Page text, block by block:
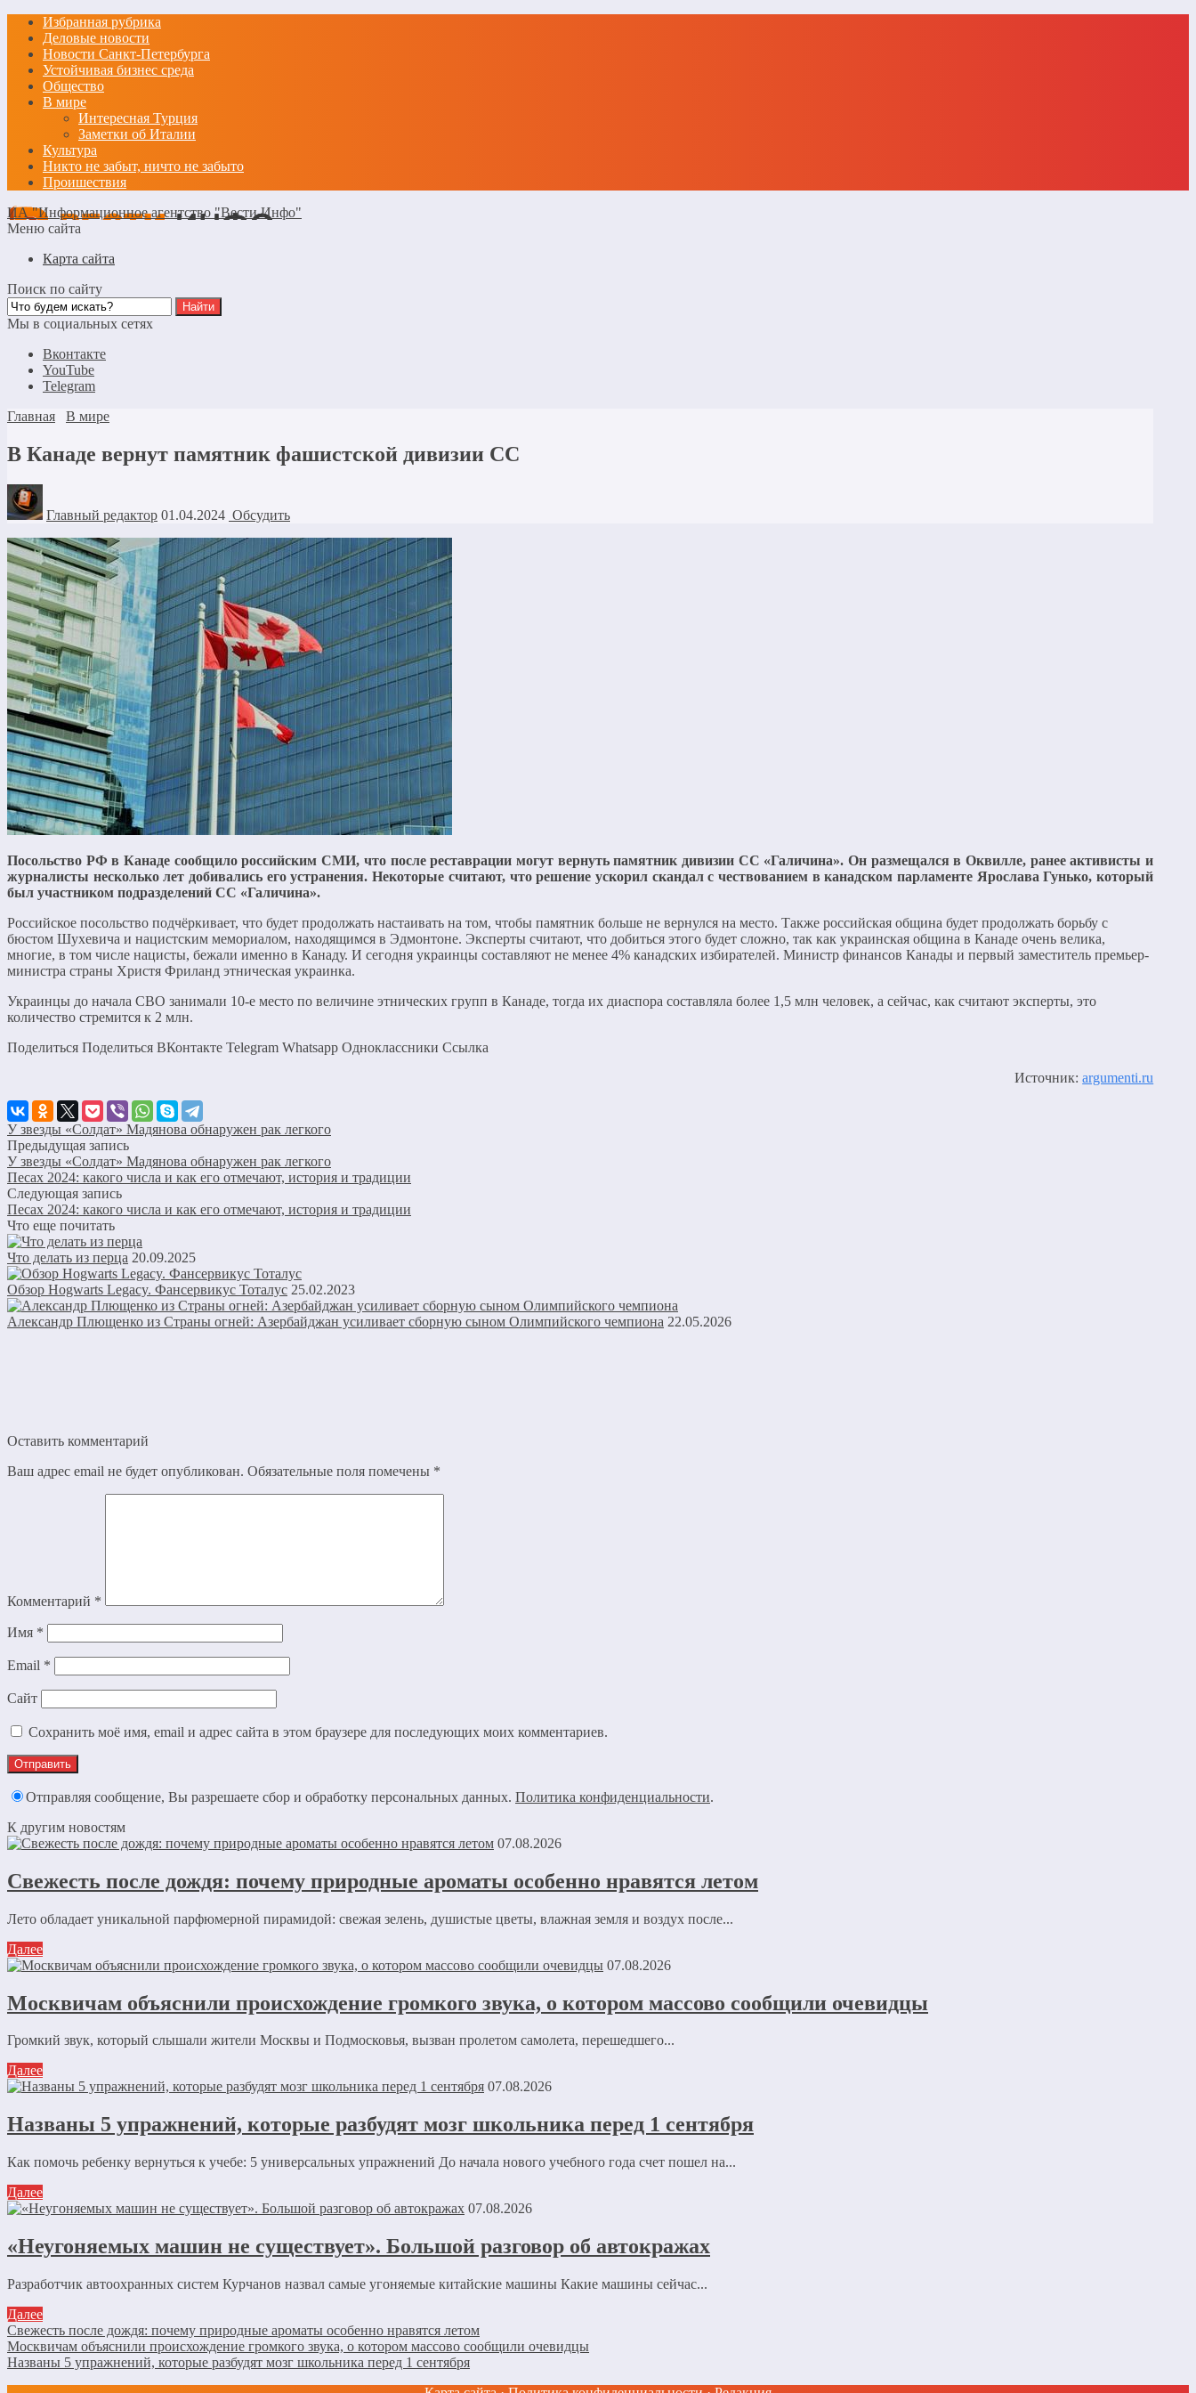
Избранная рубрика
Деловые новости
Новости Санкт-Петербурга
Устойчивая бизнес среда
Общество
В мире
Интересная Турция
Заметки об Италии
Культура
Никто не забыт, ничто не забыто
Проишествия
ИА "Информационное агентство "Вести Инфо"
Меню сайта
Карта сайта
Поиск по сайту
Мы в социальных сетях
Вконтакте
YouTube
Telegram
Главная
В мире
В Канаде вернут памятник фашистской дивизии СС
Главный редактор 01.04.2024 Обсудить
Посольство РФ в Канаде сообщило российским СМИ, что после реставрации могут вернуть памятник дивизии СС «Галичина». Он размещался в Оквилле, ранее активисты и
журналисты несколько лет добивались его устранения. Некоторые считают, что решение ускорил скандал с чествованием в канадском парламенте Ярослава Гунько, который
был участником подразделений СС «Галичина».
Российское посольство подчёркивает, что будет продолжать настаивать на том, чтобы памятник больше не вернулся на место. Также российская община будет продолжать борьбу с
бюстом Шухевича и нацистским мемориалом, находящимся в Эдмонтоне. Эксперты считают, что добиться этого будет сложно, так как украинская община в Канаде очень велика,
многие, в том числе нацисты, бежали именно в Канаду. И сегодня украинцы составляют не менее 4% канадских избирателей. Министр финансов Канады и первый заместитель премьер-
министра страны Христя Фриланд этническая украинка.
Украинцы до начала СВО занимали 10-е место по величине этнических групп в Канаде, тогда их диаспора составляла более 1,5 млн человек, а сейчас, как считают эксперты, это
количество стремится к 2 млн.
Поделиться Поделиться ВКонтакте Telegram Whatsapp Одноклассники Cсылка
Источник:argumenti.ru
У звезды «Солдат» Мадянова обнаружен рак легкого
Предыдущая запись
У звезды «Солдат» Мадянова обнаружен рак легкого
Песах 2024: какого числа и как его отмечают, история и традиции
Следующая запись
Песах 2024: какого числа и как его отмечают, история и традиции
Что еще почитать
Что делать из перца 20.09.2025
Обзор Hogwarts Legacy. Фансервикус Тоталус 25.02.2023
Александр Плющенко из Страны огней: Азербайджан усиливает сборную сыном Олимпийского чемпиона 22.05.2026
Оставить комментарий
Ваш адрес email не будет опубликован. Обязательные поля помечены *
Комментарий *
Имя *
Email *
Сайт
Сохранить моё имя, email и адрес сайта в этом браузере для последующих моих комментариев.
Отправляя сообщение, Вы разрешаете сбор и обработку персональных данных. Политика конфиденциальности.
К другим новостям
07.08.2026
Свежесть после дождя: почему природные ароматы особенно нравятся летом
Лето обладает уникальной парфюмерной пирамидой: свежая зелень, душистые цветы, влажная земля и воздух после...
Далее
07.08.2026
Москвичам объяснили происхождение громкого звука, о котором массово сообщили очевидцы
Громкий звук, который слышали жители Москвы и Подмосковья, вызван пролетом самолета, перешедшего...
Далее
07.08.2026
Названы 5 упражнений, которые разбудят мозг школьника перед 1 сентября
Как помочь ребенку вернуться к учебе: 5 универсальных упражнений До начала нового учебного года счет пошел на...
Далее
07.08.2026
«Неугоняемых машин не существует». Большой разговор об автокражах
Разработчик автоохранных систем Курчанов назвал самые угоняемые китайские машины Какие машины сейчас...
Далее
Свежесть после дождя: почему природные ароматы особенно нравятся летом
Москвичам объяснили происхождение громкого звука, о котором массово сообщили очевидцы
Названы 5 упражнений, которые разбудят мозг школьника перед 1 сентября